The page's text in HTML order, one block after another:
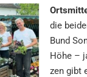
die
Bund
Höhe –
zen gibt